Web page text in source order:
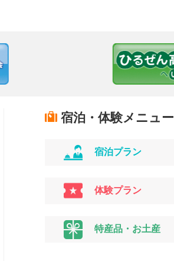
宿泊・体験メニュー
宿泊プラン
体験プラン
特産品・お土産